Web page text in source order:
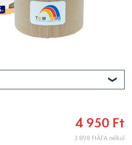
4 950 Ft
3 898 FtÁFA nélkül